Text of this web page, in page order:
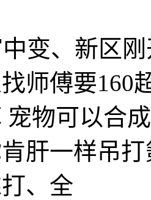
变、新区
师傅要160
宠物可以合
肝一样吊
、全